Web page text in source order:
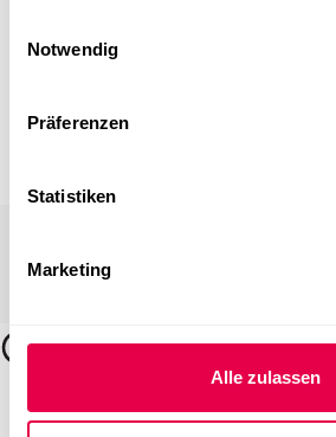
Notwendig
Präferenzen
Statistiken
Marketing
Alle zulassen